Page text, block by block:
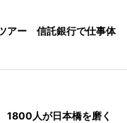
アー 信託銀行で仕事体
1800人が日本橋を磨く